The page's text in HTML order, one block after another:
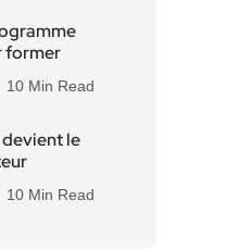
former
10 Min Read
devient le
10 Min Read